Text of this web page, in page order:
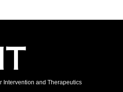
Intervention and Therapeutics